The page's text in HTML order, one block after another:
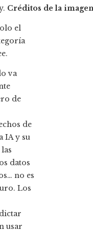
Créditos de la
el
va
de
de
IA y su
datos
no es
Los
usar